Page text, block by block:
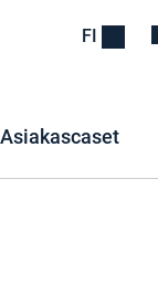
FI
Asiakascaset